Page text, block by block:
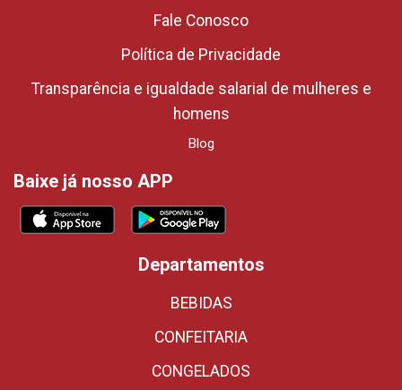
Fale Conosco
Política de Privacidade
Transparência e igualdade salarial de mulheres e
homens
Blog
Baixe já nosso APP
Departamentos
BEBIDAS
CONFEITARIA
CONGELADOS